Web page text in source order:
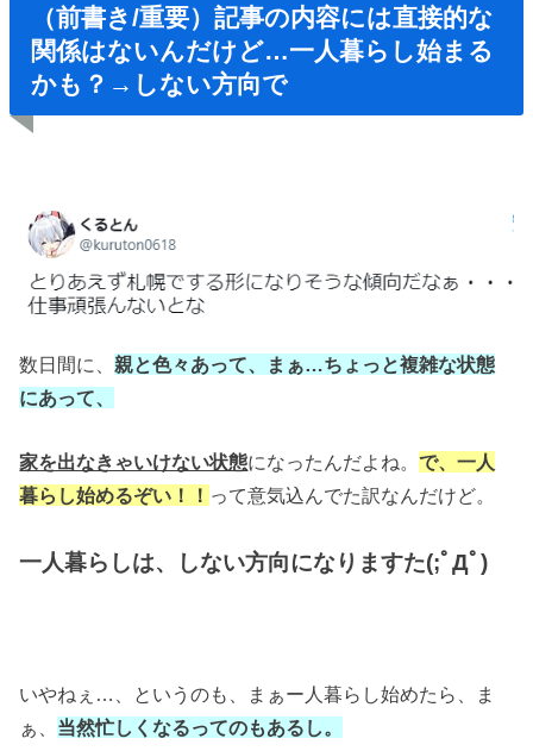
（前書き/重要）記事の内容には直接的な
関係はないんだけど…一人暮らし始まる
かも？→しない方向で
数日間に、親と色々あって、
まぁ…ちょっと複雑な状態
にあって、
家を出なきゃいけない状態になったんだよね。で、一人
暮らし始めるぞい！！ って意気込んでた訳なんだけど。
一人暮らしは、しない方向になりますた(;ﾟДﾟ)
いやねぇ…、というのも、まぁー人暮らし始めたら、ま
ぁ、 当然忙しくなるってのもあるし。